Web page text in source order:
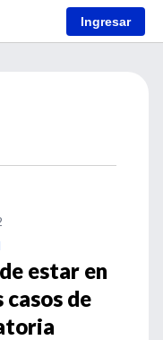
Ingresar
estar en
de